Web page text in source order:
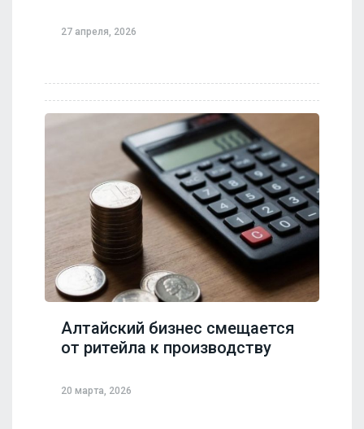
27 апреля, 2026
Алтайский бизнес смещается
от ритейла к производству
20 марта, 2026